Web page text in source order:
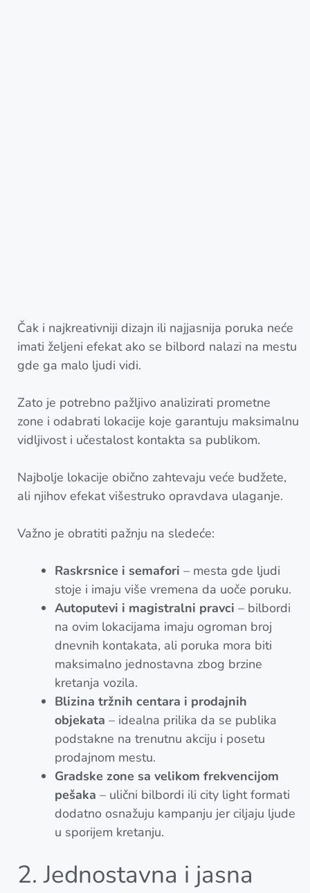
Čak i najkreativniji dizajn ili najjasnija poruka neće
imati željeni efekat ako se bilbord nalazi na mestu
gde ga malo ljudi vidi.
Zato je potrebno pažljivo analizirati prometne
zone i odabrati lokacije koje garantuju maksimalnu
vidljivost i učestalost kontakta sa publikom.
Najbolje lokacije obično zahtevaju veće budžete,
ali njihov efekat višestruko opravdava ulaganje.
Važno je obratiti pažnju na sledeće:
Raskrsnice i semafori – mesta gde ljudi
stoje i imaju više vremena da uoče poruku.
Autoputevi i magistralni pravci – bilbordi
na ovim lokacijama imaju ogroman broj
dnevnih kontakata, ali poruka mora biti
maksimalno jednostavna zbog brzine
kretanja vozila.
Blizina tržnih centara i prodajnih
objekata – idealna prilika da se publika
podstakne na trenutnu akciju i posetu
prodajnom mestu.
Gradske zone sa velikom frekvencijom
pešaka – ulični bilbordi ili city light formati
dodatno osnažuju kampanju jer ciljaju ljude
u sporijem kretanju.
2. Jednostavna i jasna